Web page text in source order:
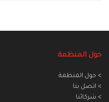
حول المنظمة
> حول المنظمة
> اتصل بنا
> شركائنا